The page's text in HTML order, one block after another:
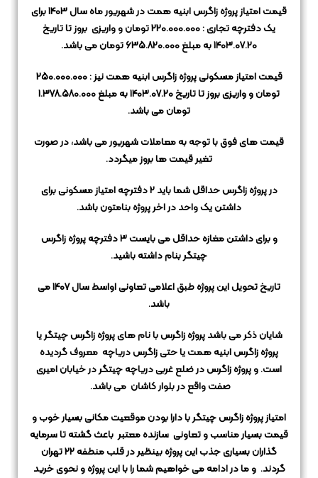
قیمت امتیاز پروژه زاگرس ابنیه همت در شهریور ماه سال 1403 برای
یک دفترچه تجاری : 220.000.000 تومان و واریزی بروز تا تاریخ
1403.07.20 به مبلغ 635.820.000 تومان می باشد.
قیمت امتیاز مسکونی پروژه زاگرس ابنیه همت نیز : 250.000.000
تومان و واریزی بروز تا تاریخ 1403.07.20 به مبلغ 1.378.580.000
تومان می باشد.
قیمت های فوق با توجه به معاملات شهریور می باشد، در صورت
تغیر قیمت ها بروز میگردد.
در پروژه زاگرس حداقل شما باید 2 دفترچه امتیاز مسکونی برای
داشتن یک واحد در اخر پروژه بنامتون باشد.
و برای داشتن مغازه حداقل می بایست 3 دفترچه پروژه زاگرس
چیتگر بنام داشته باشید.
تاریخ تحویل این پروژه طبق اعلامی تعاونی اواسط سال 1407 می
باشد.
شایان ذکر می باشد پروژه زاگرس با نام های پروژه زاگرس چیتگر یا
پروژه زاگرس ابنیه همت یا حتی زاگرس دریاچه معروف گردیده
است. و پروژه زاگرس در ضلع غربی دریاچه چیتگر در خیابان امیری
صفت واقع در بلوار کاشان می باشد.
امتیاز پروژه زاگرس چیتگر با دارا بودن موقعیت مکانی بسیار خوب و
قیمت بسیار مناسب و تعاونی سازنده معتبر باعث گشته تا سرمایه
گذاران بسیاری جذب این پروژه بینظیر در قلب منطفه 22 تهران
گردند. و ما در ادامه می خواهیم شما را با این پروژه و نحوی خرید